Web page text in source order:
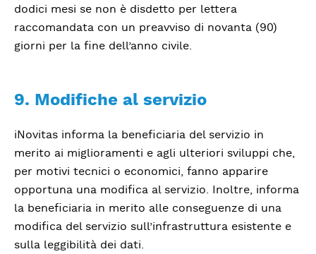
dodici mesi se non è disdetto per lettera
raccomandata con un preavviso di novanta (90)
giorni per la fine dell’anno civile.
9. Modifiche al servizio
iNovitas informa la beneficiaria del servizio in
merito ai miglioramenti e agli ulteriori sviluppi che,
per motivi tecnici o economici, fanno apparire
opportuna una modifica al servizio. Inoltre, informa
la beneficiaria in merito alle conseguenze di una
modifica del servizio sull’infrastruttura esistente e
sulla leggibilità dei dati.